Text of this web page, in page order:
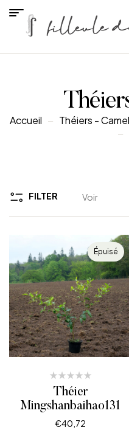
Accueil Théiers -
FILTER Voir
Épuisé
Théier
Mingshanbaihao131
€40,72